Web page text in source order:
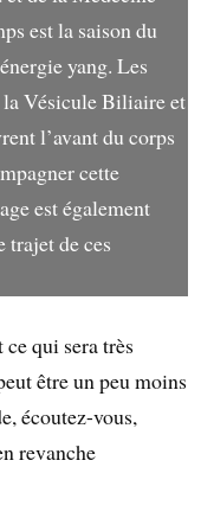
est la saison du
yang. Les
Vésicule Biliaire et
l’avant du corps
cette
est également
trajet de ces
ce qui sera très
être un peu moins
écoutez-vous,
revanche